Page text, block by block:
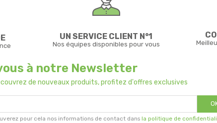
UN SERVICE CLIENT N°1
Nos équipes disponibles pour vous
à notre Newsletter
de nouveaux produits, profitez d'offres exclusives
pour cela nos informations de contact dans la politique de